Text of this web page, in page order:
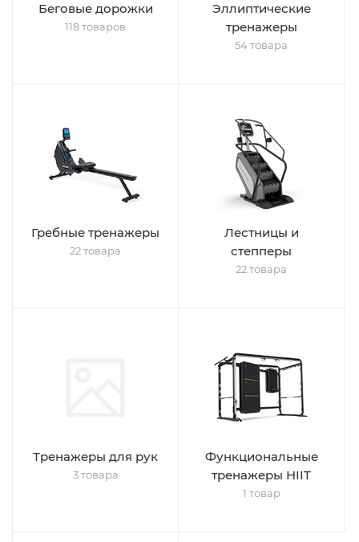
Беговые дорожки
118 товаров
Эллиптические
тренажеры
54 товара
Гребные тренажеры
22 товара
Лестницы и
степперы
22 товара
Тренажеры для рук
3 товара
Функциональные
тренажеры HIIT
1 товар